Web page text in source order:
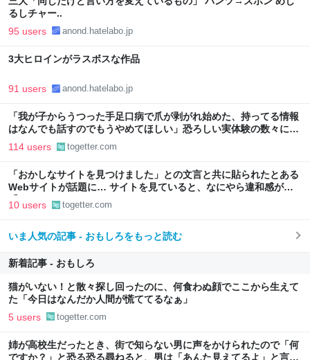
るしチャー..
95 users anond.hatelabo.jp
3大ヒロインがラスボスな作品
91 users anond.hatelabo.jp
「我が子からうつった手足口病で爪が剥がれ始めた、持ってる情報
はなんでも話すのでもうやめてほしい」恐ろしい実体験の数々に震
える
114 users togetter.com
「おかしなサイトを見つけました」との文言と共に貼られたとある
Webサイトが話題に… サイトを見ていると、なにやら違和感が
「ぞっとした」
10 users togetter.com
いま人気の記事 - おもしろをもっと読む
新着記事 - おもしろ
猫がいない！と散々探し回ったのに、何食わぬ顔でここから生えて
た「今日はなんだか人間が慌ててるなぁ」
5 users togetter.com
姉が高校生だったとき、街で知らない男に声をかけられたので「何
ですか？」と恐る恐る尋ねると、男は「あんた見えてるよ」と言っ